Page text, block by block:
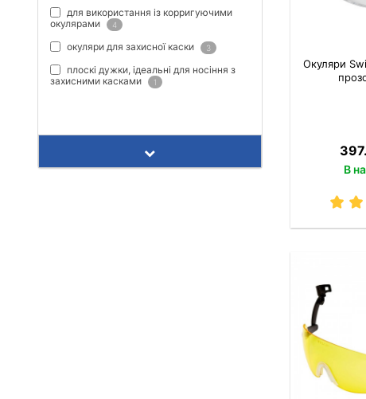
для використання із корригуючими
окулярами
4
окуляри для захисної каски 3
плоскі дужки, ідеальні для носіння з
захисними касками
1
Окуляри
В